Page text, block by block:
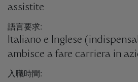
assistite
語言要求:
Italiano e Inglese
ambisce a fare carriera in
入職時間: